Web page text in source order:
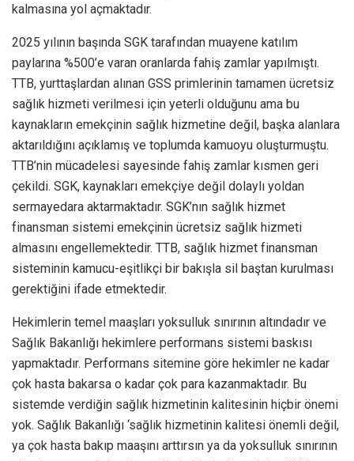
kalmasına yol açmaktadır.
2025 yılının başında SGK tarafından muayene katılım
paylarına %500’e varan oranlarda fahiş zamlar yapılmıştı.
TTB, yurttaşlardan alınan GSS primlerinin tamamen ücretsiz
sağlık hizmeti verilmesi için yeterli olduğunu ama bu
kaynakların emekçinin sağlık hizmetine değil, başka alanlara
aktarıldığını açıklamış ve toplumda kamuoyu oluşturmuştu.
TTB’nin mücadelesi sayesinde fahiş zamlar kısmen geri
çekildi. SGK, kaynakları emekçiye değil dolaylı yoldan
sermayedara aktarmaktadır. SGK’nın sağlık hizmet
finansman sistemi emekçinin ücretsiz sağlık hizmeti
almasını engellemektedir. TTB, sağlık hizmet finansman
sisteminin kamucu-eşitlikçi bir bakışla sil baştan kurulması
gerektiğini ifade etmektedir.
Hekimlerin temel maaşları yoksulluk sınırının altındadır ve
Sağlık Bakanlığı hekimlere performans sistemi baskısı
yapmaktadır. Performans sitemine göre hekimler ne kadar
çok hasta bakarsa o kadar çok para kazanmaktadır. Bu
sistemde verdiğin sağlık hizmetinin kalitesinin hiçbir önemi
yok. Sağlık Bakanlığı ‘sağlık hizmetinin kalitesi önemli değil,
ya çok hasta bakıp maaşını arttırsın ya da yoksulluk sınırının